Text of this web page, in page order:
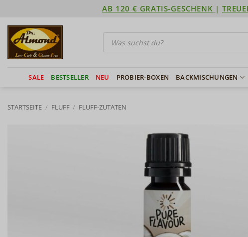
springen
AB 120 € GRATIS-GESCHENK |
Products
search
SALE BESTSELLER NEU PROBIER-BOXEN BACKMISCHUNGEN
STARTSEITE / FLUFF / FLUFF-ZUTATEN